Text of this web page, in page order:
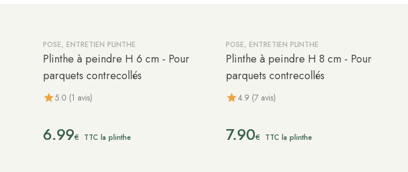
POSE, ENTRETIEN PLINTHE
Plinthe à peindre H 6 cm - Pour
parquets contrecollés
5.0 (1 avis)
6.99€ TTC la plinthe
POSE, ENTRETIEN PLINTHE
Plinthe à peindre H 8 cm - Pour
parquets contrecollés
4.9 (7 avis)
7.90€ TTC la plinthe